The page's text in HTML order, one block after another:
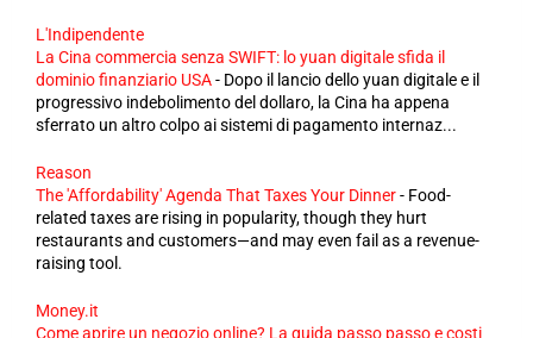
L'Indipendente
La Cina commercia senza SWIFT: lo yuan digitale sfida il
dominio finanziario USA- Dopo il lancio dello yuan digitale e il
progressivo indebolimento del dollaro, la Cina ha appena
sferrato un altro colpo ai sistemi di pagamento internaz...
Reason
The 'Affordability' Agenda That Taxes Your Dinner- Food-
related taxes are rising in popularity, though they hurt
restaurants and customers—and may even fail as a revenue-
raising tool.
Money.it
Come aprire un negozio online? La guida passo passo e costi